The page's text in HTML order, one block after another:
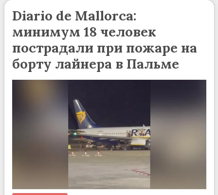
Diario de Mallorca:
минимум 18 человек
пострадали при пожаре на
борту лайнера в Пальме